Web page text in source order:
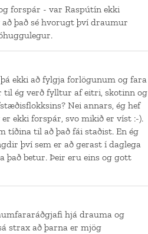
forspár - var Raspútín ekki
það sé hvorugt því draumur
ekki að fylgja forlögunum og fara
til ég verð fylltur af eitri, skotinn og
Nei annars, ég hef
ekki forspár, svo mikið er víst :-).
tíðina til að það fái staðist. En ég
því sem er að gerast í daglega
það betur. Þeir eru eins og gott
hjá drauma og
strax að þarna er mjög